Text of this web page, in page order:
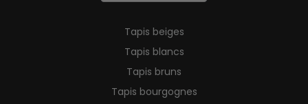
Tapis beiges
Tapis blancs
Tapis bruns
Tapis bourgognes